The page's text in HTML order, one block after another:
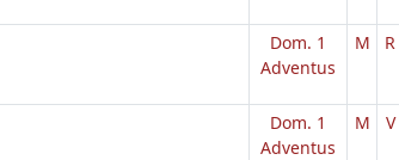
Dom. 1
Adventus
M R
Dom. 1
Adventus
M V